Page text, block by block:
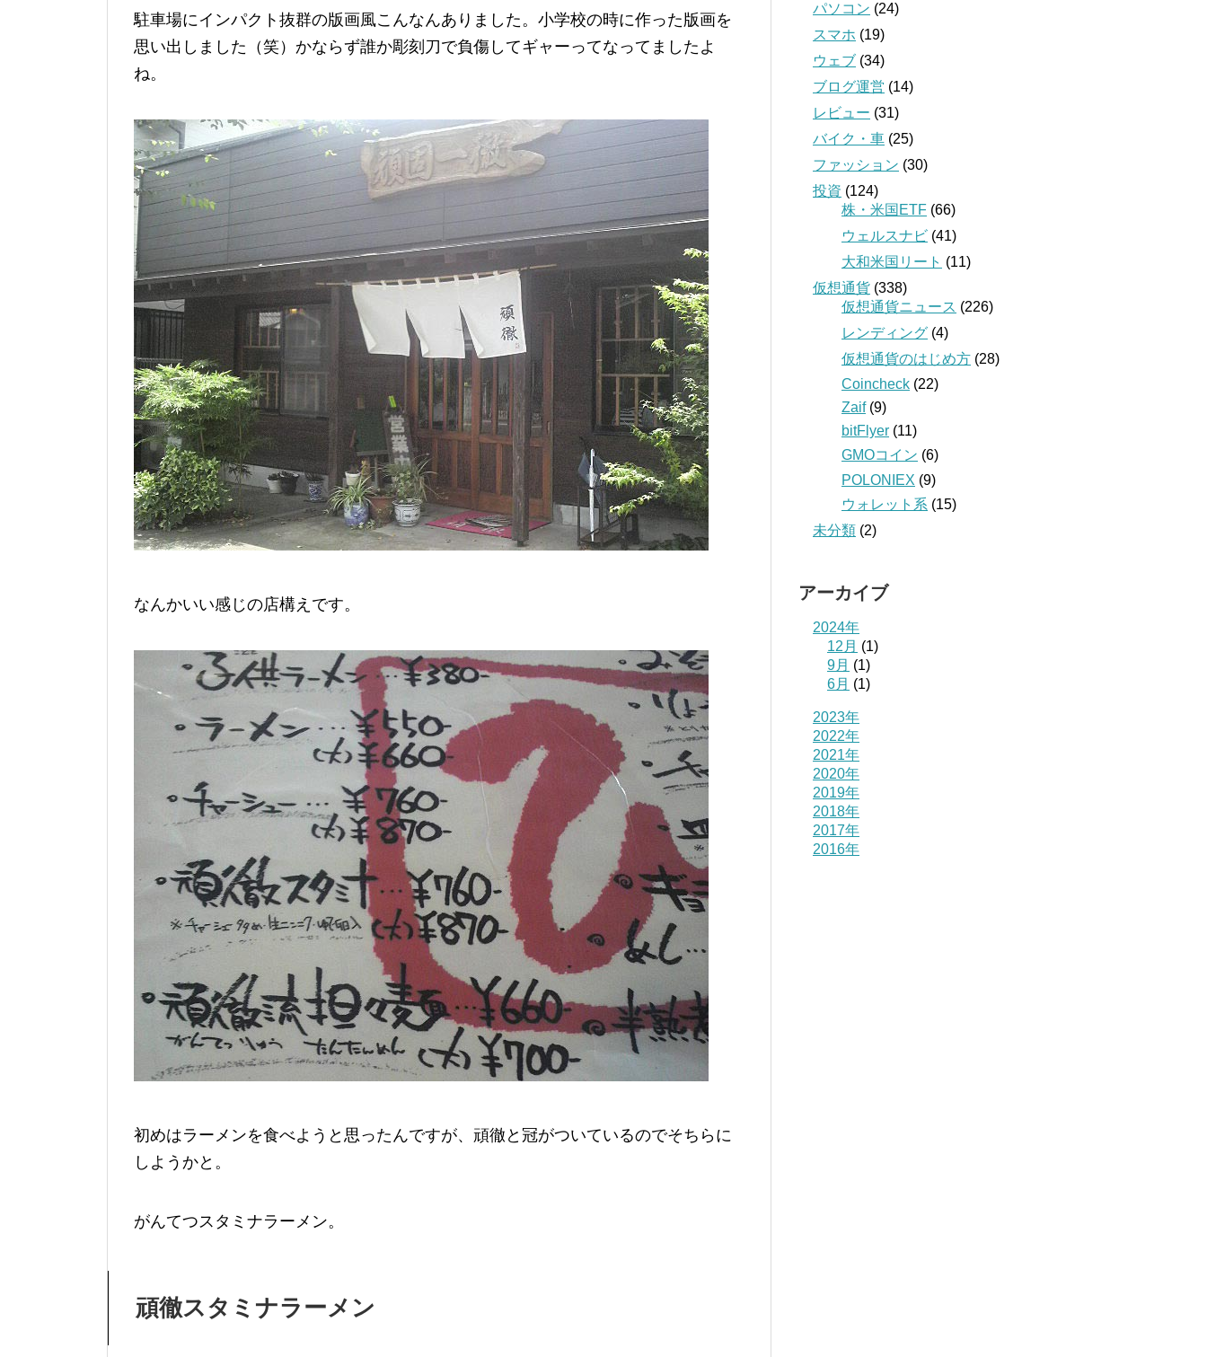
駐車場にインパクト抜群の版画風こんなんありました。小学校の時に作った版画を
思い出しました（笑）かならず誰か彫刻刀で負傷してギャーってなってましたよ
ね。
なんかいい感じの店構えです。
初めはラーメンを食べようと思ったんですが、頑徹と冠がついているのでそちらに
しようかと。
がんてつスタミナラーメン。
頑徹スタミナラーメン
パソコン (24)
スマホ (19)
ウェブ (34)
ブログ運営 (14)
レビュー (31)
バイク・車 (25)
ファッション (30)
投資 (124)
株・米国ETF (66)
ウェルスナビ (41)
大和米国リート (11)
仮想通貨 (338)
仮想通貨ニュース (226)
レンディング (4)
仮想通貨のはじめ方 (28)
Coincheck (22)
Zaif(9)
bitFlyer (11)
GMOコイン (6)
POLONIEX (9)
ウォレット系 (15)
未分類 (2)
アーカイブ
2024年
12月 (1)
9月 (1)
6月 (1)
2023年
2022年
2021年
2020年
2019年
2018年
2017年
2016年